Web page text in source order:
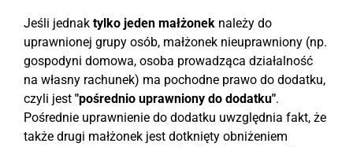
Jeśli jednak tylko jeden małżonek należy do
uprawnionej grupy osób, małżonek nieuprawniony (np.
gospodyni domowa, osoba prowadząca działalność
na własny rachunek) ma pochodne prawo do dodatku,
czyli jest "pośrednio uprawniony do dodatku".
Pośrednie uprawnienie do dodatku uwzględnia fakt, że
także drugi małżonek jest dotknięty obniżeniem